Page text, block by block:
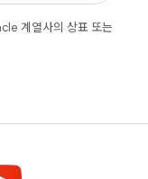
계열사의 상표 또는